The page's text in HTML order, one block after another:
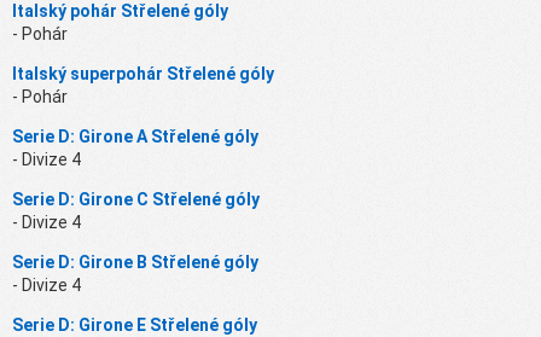
Italský pohár Střelené góly
- Pohár
Italský superpohár Střelené góly
- Pohár
Serie D: Girone A Střelené góly
- Divize 4
Serie D: Girone C Střelené góly
- Divize 4
Serie D: Girone B Střelené góly
- Divize 4
Serie D: Girone E Střelené góly